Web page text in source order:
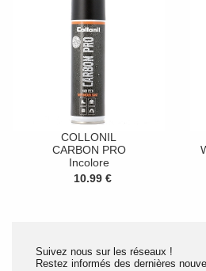
COLLONIL
CARBON PRO
Incolore
10.99 €
Suivez nous sur les réseaux !
Restez informés des dernières